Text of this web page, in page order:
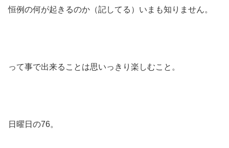
恒例の何が起きるのか（記してる）いまも知りません。
って事で出来ることは思いっきり楽しむこと。
日曜日の76。